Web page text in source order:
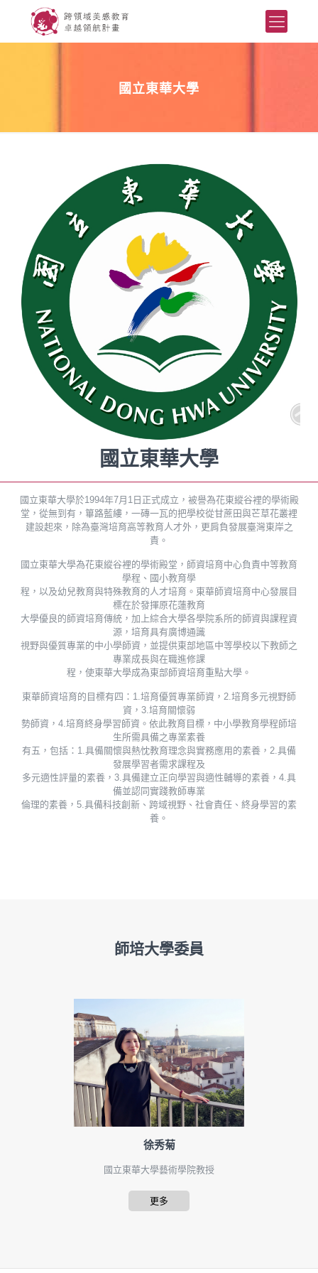
國立東華大學
國立東華大學
國立東華大學於1994年7月1日正式成立，被譽為花東縱谷裡的學術殿
堂，從無到有，篳路藍縷，一磚一瓦的把學校從甘蔗田與芒草花叢裡
建設起來，除為臺灣培育高等教育人才外，更肩負發展臺灣東岸之
責。
國立東華大學為花東縱谷裡的學術殿堂，師資培育中心負責中等教育
學程、國小教育學
程，以及幼兒教育與特殊教育的人才培育。東華師資培育中心發展目
標在於發揮原花蓮教育
大學優良的師資培育傳統，加上綜合大學各學院系所的師資與課程資
源，培育具有廣博通識
視野與優質專業的中小學師資，並提供東部地區中等學校以下教師之
專業成長與在職進修課
程，使東華大學成為東部師資培育重點大學。
東華師資培育的目標有四：1.培育優質專業師資，2.培育多元視野師
資，3.培育關懷弱
勢師資，4.培育終身學習師資。依此教育目標，中小學教育學程師培
生所需具備之專業素養
有五，包括：1.具備關懷與熱忱教育理念與實務應用的素養，2.具備
發展學習者需求課程及
多元適性評量的素養，3.具備建立正向學習與適性輔導的素養，4.具
備並認同實踐教師專業
倫理的素養，5.具備科技創新、跨域視野、社會責任、終身學習的素
養。
師培大學委員
徐秀菊
國立東華大學藝術學院教授
更多